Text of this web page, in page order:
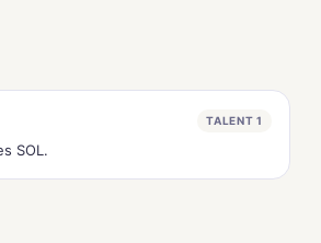
TALENT 1
SOL.